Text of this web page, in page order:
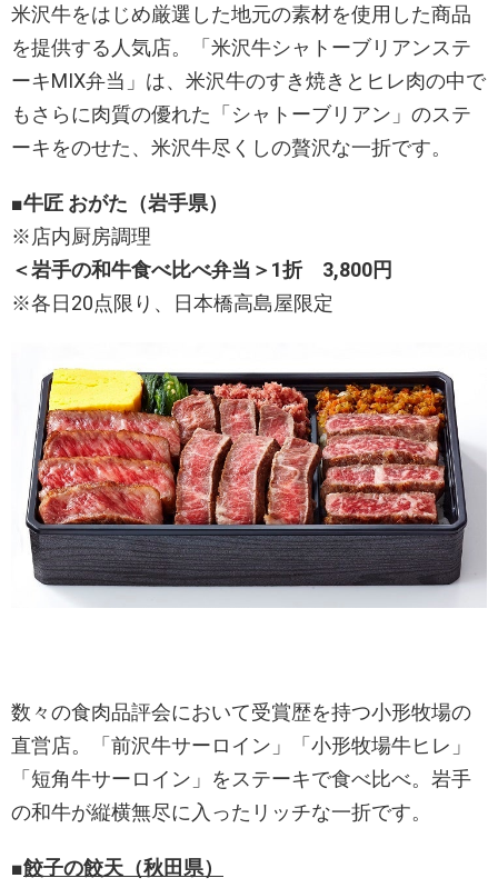
米沢牛をはじめ厳選した地元の素材を使用した商品
を提供する人気店。「米沢牛シャトーブリアンステ
ーキMIX弁当」は、米沢牛のすき焼きとヒレ肉の中で
もさらに肉質の優れた「シャトーブリアン」のステ
ーキをのせた、米沢牛尽くしの贅沢な一折です。
■牛匠 おがた （岩手県）
※店内厨房調理
＜岩手の和牛食べ比べ弁当＞1折 3,800円
※各日20点限り、日本橋高島屋限定
数々の食肉品評会において受賞歴を持つ小形牧場の
直営店。「前沢牛サーロイン」「小形牧場牛ヒレ」
「短角牛サーロイン」をステーキで食べ比べ。岩手
の和牛が縦横無尽に入ったリッチな一折です。
■餃子の餃天（秋田県）